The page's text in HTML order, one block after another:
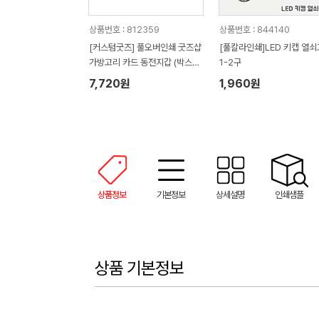
상품번호 : 812359
[커스텀굿즈] 풀오버인쇄 굿즈샵
가방고리 카드 동전지갑 (박스제
작가능)
7,720원
상품번호 : 844140
[풀칼라인쇄]LED 키캡 열쇠
1-2구
1,960원
상품정보 기본정보 상세설명 인쇄샘플
상품 기본정보